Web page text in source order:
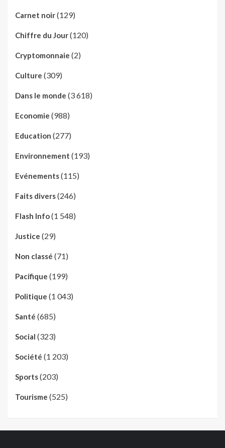
Carnet noir(129)
Chiffre du Jour(120)
Cryptomonnaie (2)
Culture (309)
Dans le monde (3 618)
Economie (988)
Education (277)
Environnement (193)
Evénements(115)
Faits divers(246)
Flash Info(1 548)
Justice (29)
Non classé (71)
Pacifique (199)
Politique (1 043)
Santé (685)
Social (323)
Société (1 203)
Sports(203)
Tourisme (525)